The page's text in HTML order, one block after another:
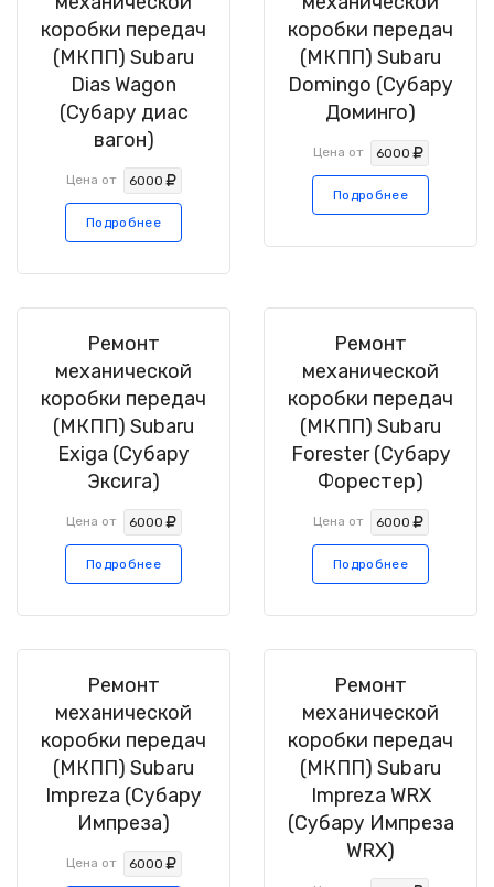
коробки передач
(МКПП) Subaru
Dias Wagon
(Субару диас
вагон)
Цена от 6000
Подробнее
коробки передач
(МКПП) Subaru
Domingo (Субару
Доминго)
Цена от 6000
Подробнее
Ремонт
механической
коробки передач
(МКПП) Subaru
Exiga (Субару
Эксига)
Цена от 6000
Подробнее
Ремонт
механической
коробки передач
(МКПП) Subaru
Forester (Субару
Форестер)
Цена от 6000
Подробнее
Ремонт
механической
коробки передач
(МКПП) Subaru
Impreza (Субару
Импреза)
Цена от 6000
Ремонт
механической
коробки передач
(МКПП) Subaru
Impreza WRX
(Субару Импреза
WRX)